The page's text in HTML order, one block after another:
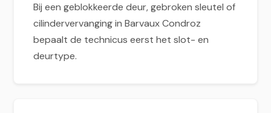
Bij een geblokkeerde deur, gebroken sleutel of
cilindervervanging in Barvaux Condroz
bepaalt de technicus eerst het slot- en
deurtype.